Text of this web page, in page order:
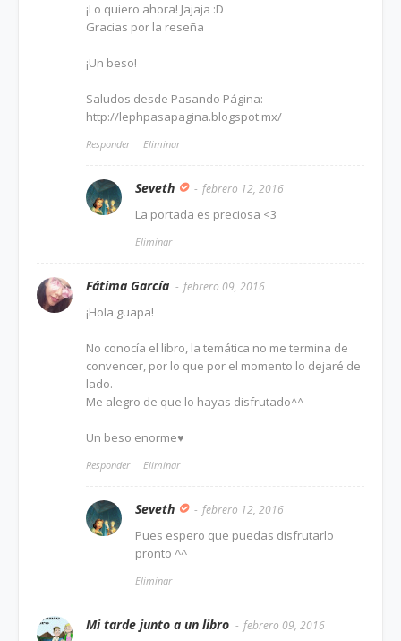
¡Lo quiero ahora! Jajaja :D
Gracias por la reseña
¡Un beso!
Saludos desde Pasando Página:
http://lephpasapagina.blogspot.mx/
Responder Eliminar
Seveth febrero 12, 2016
La portada es preciosa <3
Eliminar
Fátima García febrero 09, 2016
¡Hola guapa!
No conocía el libro, la temática no me termina de
convencer, por lo que por el momento lo dejaré de
lado.
Me alegro de que lo hayas disfrutado^^
Un beso enorme♥
Responder Eliminar
Seveth febrero 12, 2016
Pues espero que puedas disfrutarlo
pronto ^^
Eliminar
Mi tarde junto a un libro febrero 09, 2016